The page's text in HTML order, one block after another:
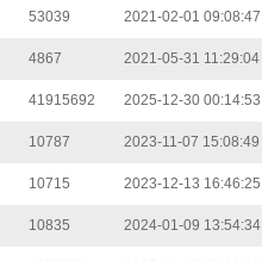
53039 2021-02-01 09:08:47
4867 2021-05-31 11:29:04
41915692 2025-12-30 00:14:53
10787 2023-11-07 15:08:49
10715 2023-12-13 16:46:25
10835 2024-01-09 13:54:34